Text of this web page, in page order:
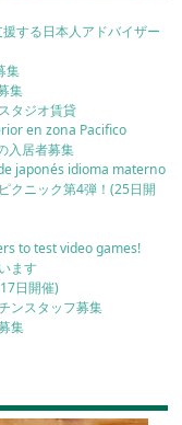
する日本人アドバイザー
集
集
タジオ賃貸
en zona Pacifico
入居者募集
japonés idioma materno
クニック第4弾！(25日開
to test video games!
ます
日開催)
ンスタッフ募集
集